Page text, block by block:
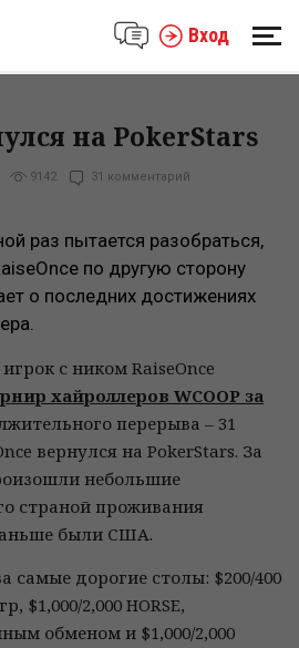
Вход
на PokerStars
9142 31 комментарий
раз пытается разобраться,
по другую сторону
о последних достижениях
с ником RaiseOnce
хайроллеров WCOOP за
перерыва – 31
вернулся на PokerStars. За
небольшие
страной проживания
были США.
самые дорогие столы: $200/400
$1,000/2,000 HORSE,
обменом и $1,000/2,000